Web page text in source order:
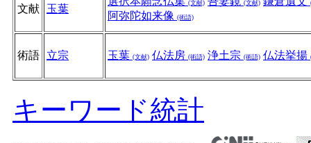
文献 玉葉 (文献) (文献)
阿弥陀如来像 (術語)
術語 立宗 玉葉 (文献) 仏法房 (術語) 浄土宗 (術語) 仏法挙揚
キーワード統計